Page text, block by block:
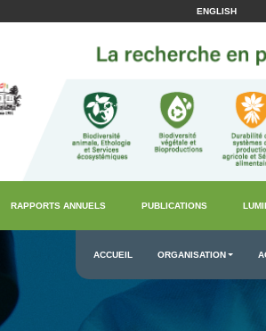
ENGLISH
RAPPORTS ANNUELS PUBLICATIONS
ACCUEIL ORGANISATION